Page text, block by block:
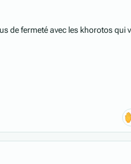
de fermeté avec les khorotos qui